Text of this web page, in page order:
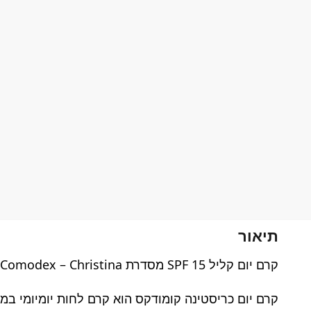
תיאור
קרם יום קליל SPF 15 מסדרת Comodex – Christina כריסטינה
קרם יום כריסטינה קומודקס הוא קרם לחות יומיומי